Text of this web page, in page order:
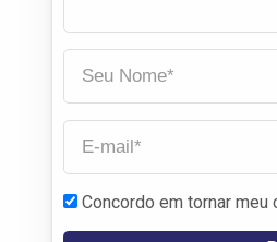
Concordo em tornar meu